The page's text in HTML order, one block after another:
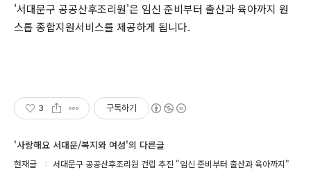
'서대문구 공공산후조리원'은 임신 준비부터 출산과 육아까지 원
스톱 종합지원서비스를 제공하게 됩니다.
3 구독하기
'사랑해요 서대문/복지와 여성'의 다른글
현재글 서대문구 공공산후조리원 건립 추진 "임신 준비부터 출산과 육아까지"